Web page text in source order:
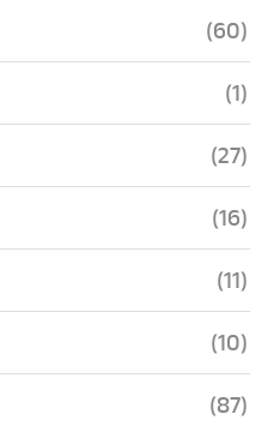
(60)
(1)
(27)
(16)
(11)
(10)
(87)